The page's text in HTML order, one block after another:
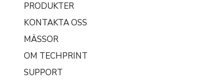
PRODUKTER
KONTAKTA OSS
MÄSSOR
OM TECHPRINT
SUPPORT